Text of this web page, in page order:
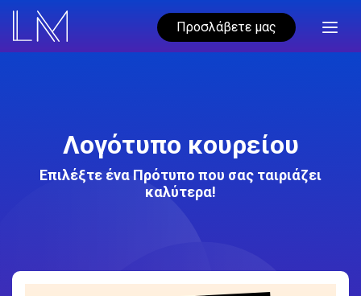
Προσλάβετε μας
Λογότυπο κουρείου
Επιλέξτε ένα Πρότυπο που σας ταιριάζει
καλύτερα!